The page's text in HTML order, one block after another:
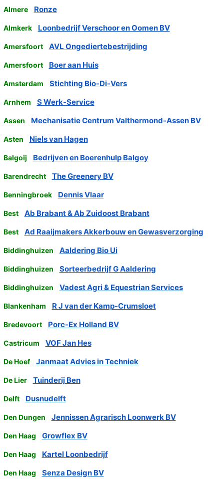
Almere Ronze
Almkerk Loonbedrijf Verschoor en Oomen BV
Amersfoort AVL Ongediertebestrijding
Amersfoort Boer aan Huis
Amsterdam Stichting Bio-Di-Vers
Arnhem S Werk-Service
Assen Mechanisatie Centrum Valthermond-Assen BV
Asten Niels van Hagen
Balgoij Bedrijven en Boerenhulp Balgoy
Barendrecht The Greenery BV
Benningbroek Dennis Vlaar
Best Ab Brabant & Ab Zuidoost Brabant
Best Ad Raaijmakers Akkerbouw en Gewasverzorging
Biddinghuizen Aaldering Bio Ui
Biddinghuizen Sorteerbedrijf G Aaldering
Biddinghuizen Vadest Agri & Equestrian Services
Blankenham R J van der Kamp-Crumsloet
Bredevoort Porc-Ex Holland BV
Castricum VOF Jan Hes
De Hoef Janmaat Advies in Techniek
De Lier Tuinderij Ben
Delft Dusnudelft
Den Dungen Jennissen Agrarisch Loonwerk BV
Den Haag Growflex BV
Den Haag Kartel Loonbedrijf
Den Haag
Senza Design BV